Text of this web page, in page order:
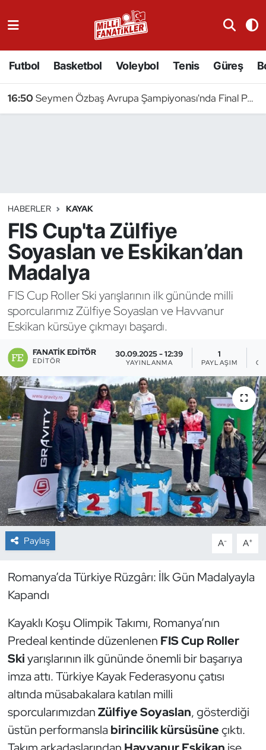
Futbol Basketbol Voleybol Tenis Güreş
16:50 Seymen Özbaş Avrupa Şampiyonası'nda Final Peşinde
HABERLER KAYAK
FIS Cup'ta Zülfiye
Soyaslan ve Eskikan’dan
Madalya
FIS Cup Roller Ski yarışlarının ilk gününde milli
sporcularımız Zülfiye Soyaslan ve Havvanur
Eskikan kürsüye çıkmayı başardı.
FANATIK EDITÖR
EDITÖR
30.09.2025 - 12:39
YAYINLANMA
1
PAYLAŞIM
Paylaş A- A+
Romanya’da Türkiye Rüzgârı: İlk Gün Madalyayla
Kapandı
Kayaklı Koşu Olimpik Takımı, Romanya’nın
Predeal kentinde düzenlenen FIS Cup Roller
Skiyarışlarının ilk gününde önemli bir başarıya
imza attı. Türkiye Kayak Federasyonu çatısı
altında müsabakalara katılan milli
sporcularımızdanZülfiye Soyaslan, gösterdiği
üstün performansla birincilik kürsüsüneçıktı.
Badminton
Binicilik
Bisiklet
Bocce Bowling Dart
Boks
Briç
Buz Hokeyi
Buz Pateni
Çim Hokeyi
Cimnastik
Curling
Dağcılık
Dövüş Sanatı
E-Spor
Eskrim
Futbol
Futsal
Genel